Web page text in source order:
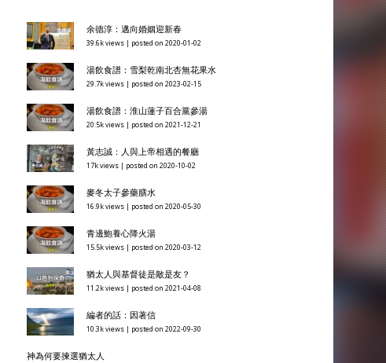
余德淳：邁向婚姻迎新春
39.6k views posted on 2020-01-02
湯飲食譜：雪梨乾南北杏無花果水
29.7k views posted on 2023-02-15
湯飲食譜：淮山蓮子百合黨參湯
20.5k views posted on 2021-12-21
黃志誠：人與上帝相遇的餐廳
17k views posted on 2020-10-02
麥冬太子參藥膳水
16.9k views posted on 2020-05-30
青邊鮑養心降火湯
15.5k views posted on 2020-03-12
猶太人與基督徒是敵是友？
11.2k views posted on 2021-04-08
編者的話：因著信
10.3k views posted on 2022-09-30
神為何要揀選猶太人